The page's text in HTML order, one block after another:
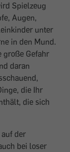
Spielzeug
Augen,
unter
in den Mund.
große Gefahr
daran
die Ihr
die sich
der
bei loser